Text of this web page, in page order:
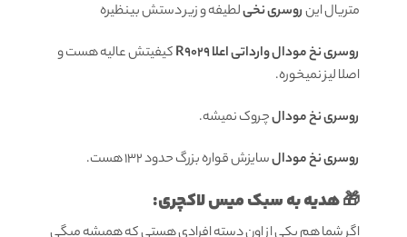
متریال اینروسری نخیلطیفه و زیر دستش بینظیره
روسری نخ مودال وارداتی اعلا R9029
کیفیتش عالیه هست و
اصلا لیز نمیخوره.
روسری نخ مودالچروک نمیشه.
روسری نخ مودالسایزش قواره بزرگ حدود 132 هست.
🎁 هدیه به سبک میس لاکچری: